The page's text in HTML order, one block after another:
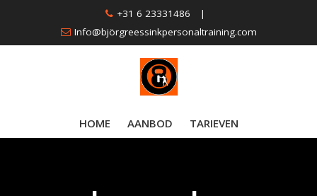
content
+31 6 23331486
|
Info@björgreessinkpersonaltraining.com
HOME AANBOD TARIEVEN